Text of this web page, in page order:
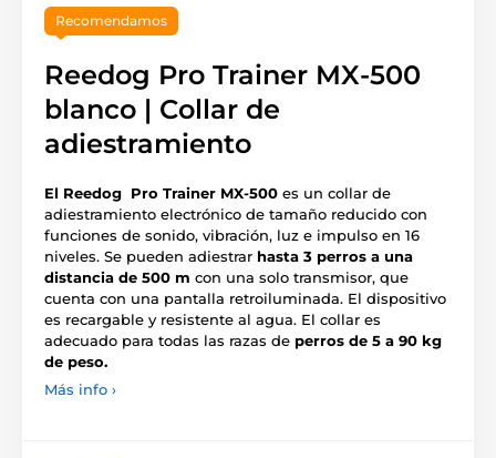
Recomendamos
Reedog Pro Trainer MX-500
blanco | Collar de
adiestramiento
El Reedog Pro Trainer MX-500 es un collar de
adiestramiento electrónico de tamaño reducido con
funciones de sonido, vibración, luz e impulso en 16
niveles. Se pueden adiestrar hasta 3 perros a una
distancia de 500 m con una solo transmisor, que
cuenta con una pantalla retroiluminada. El dispositivo
es recargable y resistente al agua. El collar es
adecuado para todas las razas de perros de 5 a 90 kg
de peso.
Más info ›